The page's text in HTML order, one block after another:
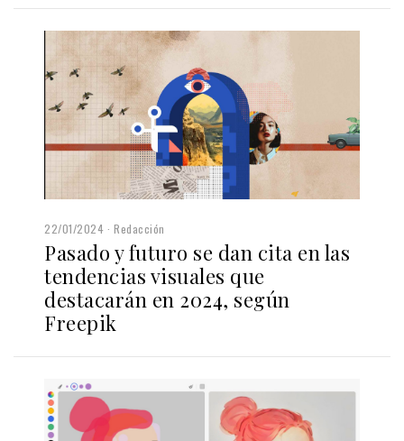
22/01/2024 Redacción
Pasado y futuro se dan cita en las
tendencias visuales que
destacarán en 2024, según
Freepik